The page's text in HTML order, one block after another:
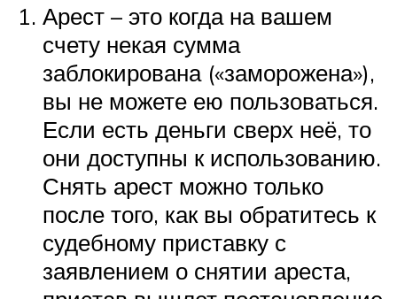
Арест – это когда на вашем
счету некая сумма
заблокирована («заморожена»),
вы не можете ею пользоваться.
Если есть деньги сверх неё, то
они доступны к использованию.
Снять арест можно только
после того, как вы обратитесь к
судебному приставку с
заявлением о снятии ареста,